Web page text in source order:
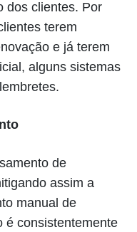
dos clientes. Por
terem
e já terem
alguns sistemas
de
assim a
manual de
é consistentemente